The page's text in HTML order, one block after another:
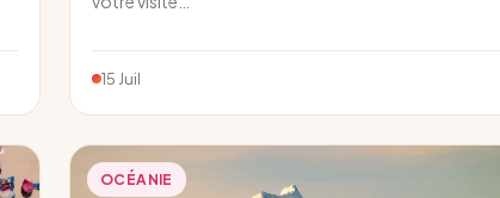
15 Juil
OCÉANIE